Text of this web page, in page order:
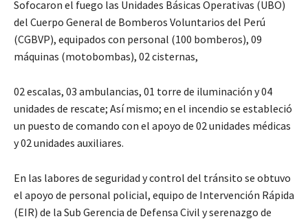
Sofocaron el fuego las Unidades Básicas Operativas (UBO)
del Cuerpo General de Bomberos Voluntarios del Perú
(CGBVP), equipados con personal (100 bomberos), 09
máquinas (motobombas), 02 cisternas,
02 escalas, 03 ambulancias, 01 torre de iluminación y 04
unidades de rescate; Así mismo; en el incendio se estableció
un puesto de comando con el apoyo de 02 unidades médicas
y 02 unidades auxiliares.
En las labores de seguridad y control del tránsito se obtuvo
el apoyo de personal policial, equipo de Intervención Rápida
(EIR) de la Sub Gerencia de Defensa Civil y serenazgo de